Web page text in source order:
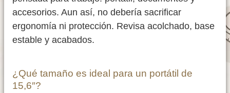
accesorios. Aun así, no debería sacrificar
ergonomía ni protección. Revisa acolchado, base
estable y acabados.
¿Qué tamaño es ideal para un portátil de
15,6″?